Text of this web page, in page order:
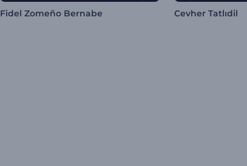
Fidel Zomeño Bernabe Cevher Tatlıdil